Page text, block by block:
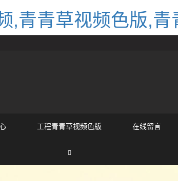
,青青草视频色版,青
工程青青草视频色版 在线留言